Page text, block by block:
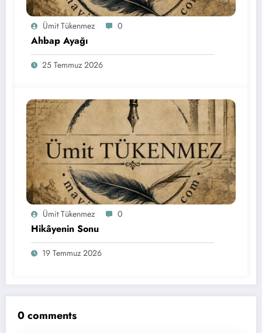
Ümit Tükenmez 0
Ahbap Ayağı
25 Temmuz 2026
Ümit Tükenmez 0
Hikâyenin Sonu
19 Temmuz 2026
0 comments